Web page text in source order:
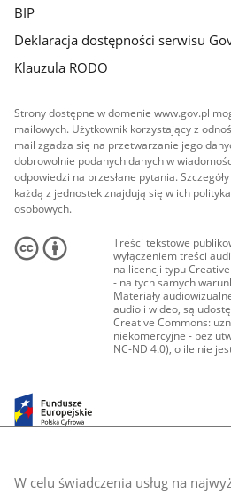
W celu świadczenia usług na
BIP
Deklaracja dostępności serwisu
Klauzula RODO
Strony dostępne w domenie www.gov.pl
mailowych. Użytkownik korzystający z
mail zgadza się na przetwarzanie jego
dobrowolnie podanych danych w
odpowiedzi na przesłane pytania.
każdą z jednostek znajdują się w ich
osobowych.
Treści tekstowe
wyłączeniem treści
na licencji typu
- na tych samych
Materiały
audio i wideo, są
Creative Commons:
niekomercyjne - bez
NC-ND 4.0), o ile nie